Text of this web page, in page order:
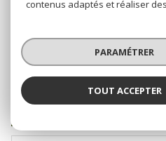
contenus adaptés et réaliser
PARAMÉTRER
TOUT ACCEPTER